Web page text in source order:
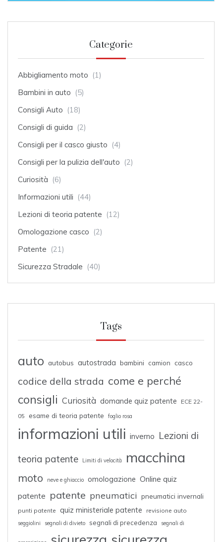
Categorie
Abbigliamento moto (1)
Bambini in auto (5)
Consigli Auto (18)
Consigli di guida (2)
Consigli per il casco giusto (4)
Consigli per la pulizia dell'auto (2)
Curiosità (6)
Informazioni utili (44)
Lezioni di teoria patente (12)
Omologazione casco (2)
Patente (21)
Sicurezza Stradale (40)
Tags
auto autobus autostrada bambini camion casco
codice della strada come e perché
consigli Curiosità domande quiz patente
ECE 22-
05
esame di teoria patente foglio rosa
informazioni utili inverno Lezioni di
teoria patente
Limiti di velocità macchina
moto neve e ghiaccio omologazione Online quiz
patente patente pneumatici pneumatici invernali
punti patente quiz ministeriale patente revisione auto
seggiolini segnali di divieto segnali di precedenza segnali di